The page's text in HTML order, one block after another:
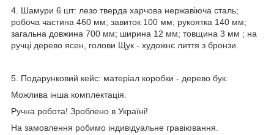
4. Шамури 6 шт: лезо тверда харчова нержавіюча сталь;
робоча частина 460 мм; завиток 100 мм; рукоятка 140 мм;
загальна довжина 700 мм; ширина 12 мм; товщина 3 мм ; на
ручці дерево ясен, голови Щук - художнє лиття з бронзи.
5. Подарунковий кейс: матеріал коробки - дерево бук.
Можлива інша комплектація.
Ручна робота! Зроблено в Україні!
На замовлення робимо індивідуальне гравіювання.